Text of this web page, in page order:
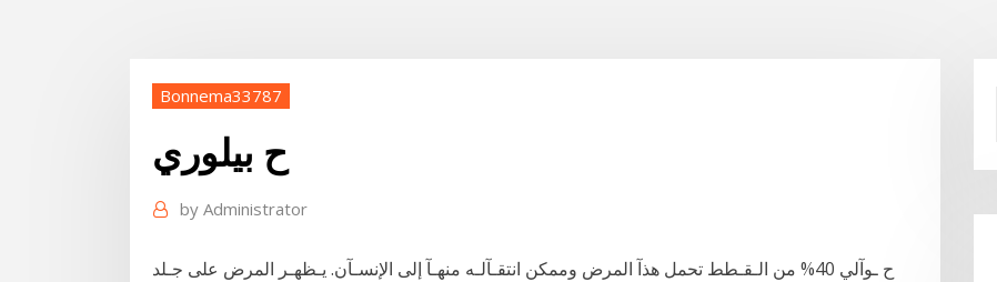
Bonnema33787
ح بيلوري
by Administrator
ح ـوآلي 40% من الـقـطط تحمل هذآ المرض وممكن انتقـآلـه منهـآ إلى الإنسـآن. يـظهـر المرض على جـلد